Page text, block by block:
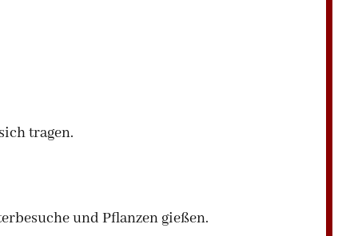
tragen.
und Pflanzen gießen.